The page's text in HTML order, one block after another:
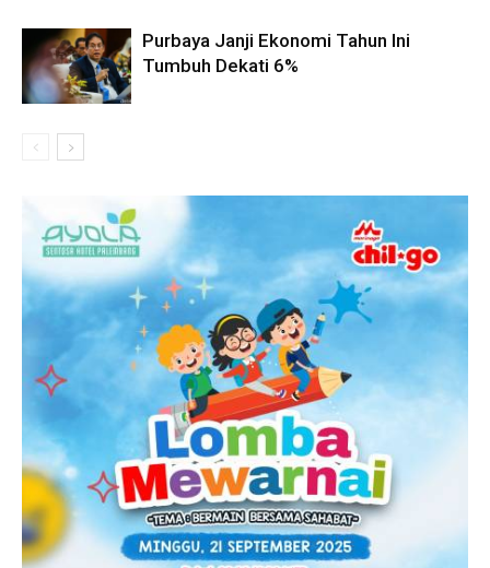
Purbaya Janji Ekonomi Tahun Ini
Tumbuh Dekati 6%